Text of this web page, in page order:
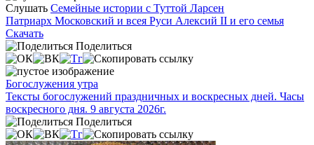
Слушать Семейные истории с Туттой Ларсен
Патриарх Московский и всея Руси Алексий II и его семья
Скачать
Поделиться
Богослужения утра
Тексты богослужений праздничных и воскресных дней. Часы
воскресного дня. 9 августа 2026г.
Поделиться